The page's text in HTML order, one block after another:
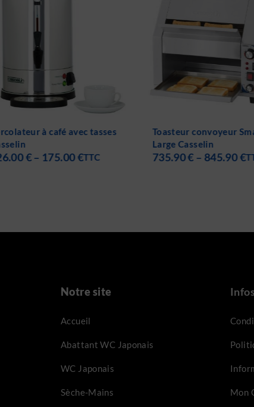
Toasteur convoyeur Small et
Large Casselin
735.90€–845.90€
Bin - Passe burger
Large Casselin
1,699.00€–
Notre site
Accueil
Abattant WC Japonais
WC Japonais
Sèche-Mains Mon